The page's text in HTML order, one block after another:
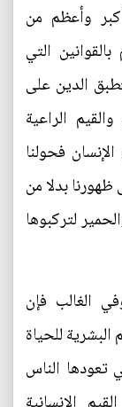
أكبر وأعظم من
التي
الدين على
الراعية
فحولنا
بدلا من
لتركبوها
الغالب فإن
للحياة
تعودها الناس